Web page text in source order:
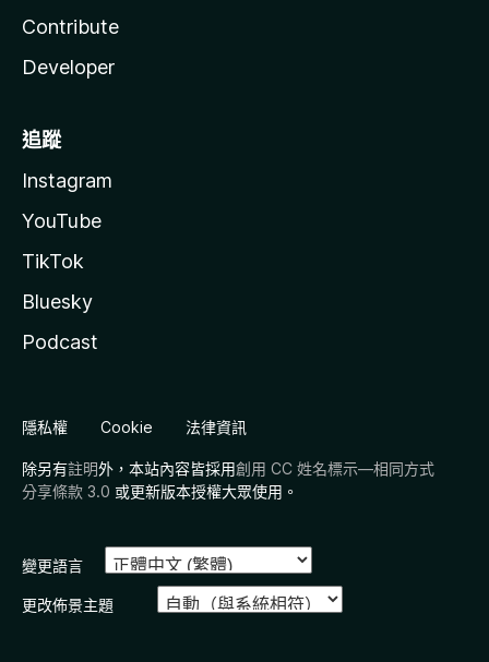
Contribute
Developer
追蹤
Instagram
YouTube
TikTok
Bluesky
Podcast
隱私權 Cookie 法律資訊
除另有註明外，本站內容皆採用創用 CC 姓名標示—相同方式
分享條款 3.0 或更新版本授權大眾使用。
變更語言
更改佈景主題